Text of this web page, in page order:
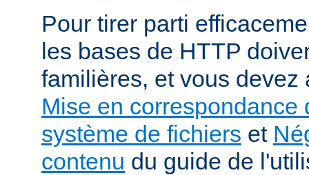
Pour tirer parti
les bases de HTTP
familières, et vous devez
Mise en correspondance
système de fichiers et
contenu du guide de